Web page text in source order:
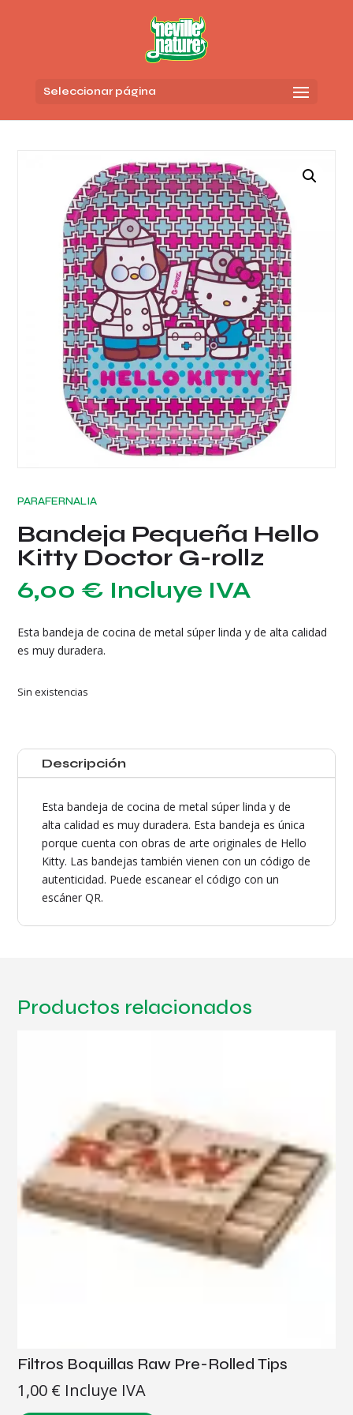
Seleccionar página
PARAFERNALIA
Bandeja Pequeña Hello
Kitty Doctor G-rollz
6,00 € Incluye IVA
Esta bandeja de cocina de metal súper linda y de alta calidad
es muy duradera.
Sin existencias
Descripción
Esta bandeja de cocina de metal súper linda y de
alta calidad es muy duradera. Esta bandeja es única
porque cuenta con obras de arte originales de Hello
Kitty. Las bandejas también vienen con un código de
autenticidad. Puede escanear el código con un
escáner QR.
Productos relacionados
Filtros Boquillas Raw Pre-Rolled Tips
1,00 € Incluye IVA